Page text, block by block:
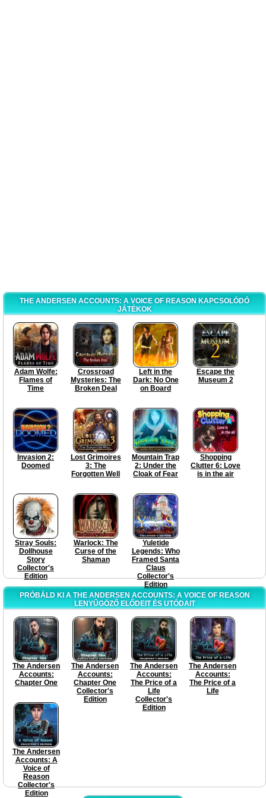
THE ANDERSEN ACCOUNTS: A VOICE OF REASON KAPCSOLÓDÓ
JÁTÉKOK
Adam Wolfe:
Flames of
Time
Crossroad
Mysteries: The
Broken Deal
Left in the
Dark: No One
on Board
Escape the
Museum 2
Invasion 2:
Doomed
Lost Grimoires
3: The
Forgotten Well
Mountain Trap
2: Under the
Cloak of Fear
Shopping
Clutter 6: Love
is in the air
Stray Souls:
Dollhouse
Story
Collector's
Edition
Warlock: The
Curse of the
Shaman
Yuletide
Legends: Who
Framed Santa
Claus
Collector's
Edition
PRÓBÁLD KI A THE ANDERSEN ACCOUNTS: A VOICE OF REASON
LENYŰGÖZŐ ELŐDEIT ÉS UTÓDAIT
The Andersen
Accounts:
Chapter One
The Andersen
Accounts:
Chapter One
Collector's
Edition
The Andersen
Accounts:
The Price of a
Life
Collector's
Edition
The Andersen
Accounts:
The Price of a
Life
The Andersen
Accounts: A
Voice of
Reason
Collector's
Edition